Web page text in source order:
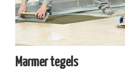
Marmer tegels